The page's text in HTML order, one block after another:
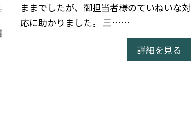
ままでしたが、御担当者様のていねいな対
応に助かりました。 三……
詳細を見る